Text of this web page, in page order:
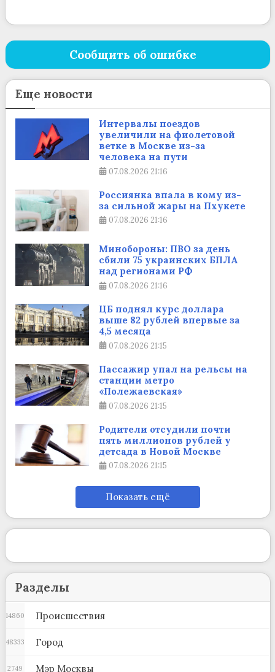
Сообщить об ошибке
Еще новости
Интервалы поездов
увеличили на фиолетовой
ветке в Москве из-за
человека на пути
07.08.2026 21:16
Россиянка впала в кому из-
за сильной жары на Пхукете
07.08.2026 21:16
Минобороны: ПВО за день
сбили 75 украинских БПЛА
над регионами РФ
07.08.2026 21:16
ЦБ поднял курс доллара
выше 82 рублей впервые за
4,5 месяца
07.08.2026 21:15
Пассажир упал на рельсы на
станции метро
«Полежаевская»
07.08.2026 21:15
Родители отсудили почти
пять миллионов рублей у
детсада в Новой Москве
07.08.2026 21:15
Показать ещё
Разделы
Происшествия
14860
Город
48333
Мэр Москвы
2749